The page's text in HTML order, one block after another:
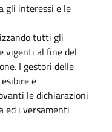
gli interessi e le
tutti gli
vigenti al fine del
I gestori delle
e
le dichiarazioni
ed i versamenti